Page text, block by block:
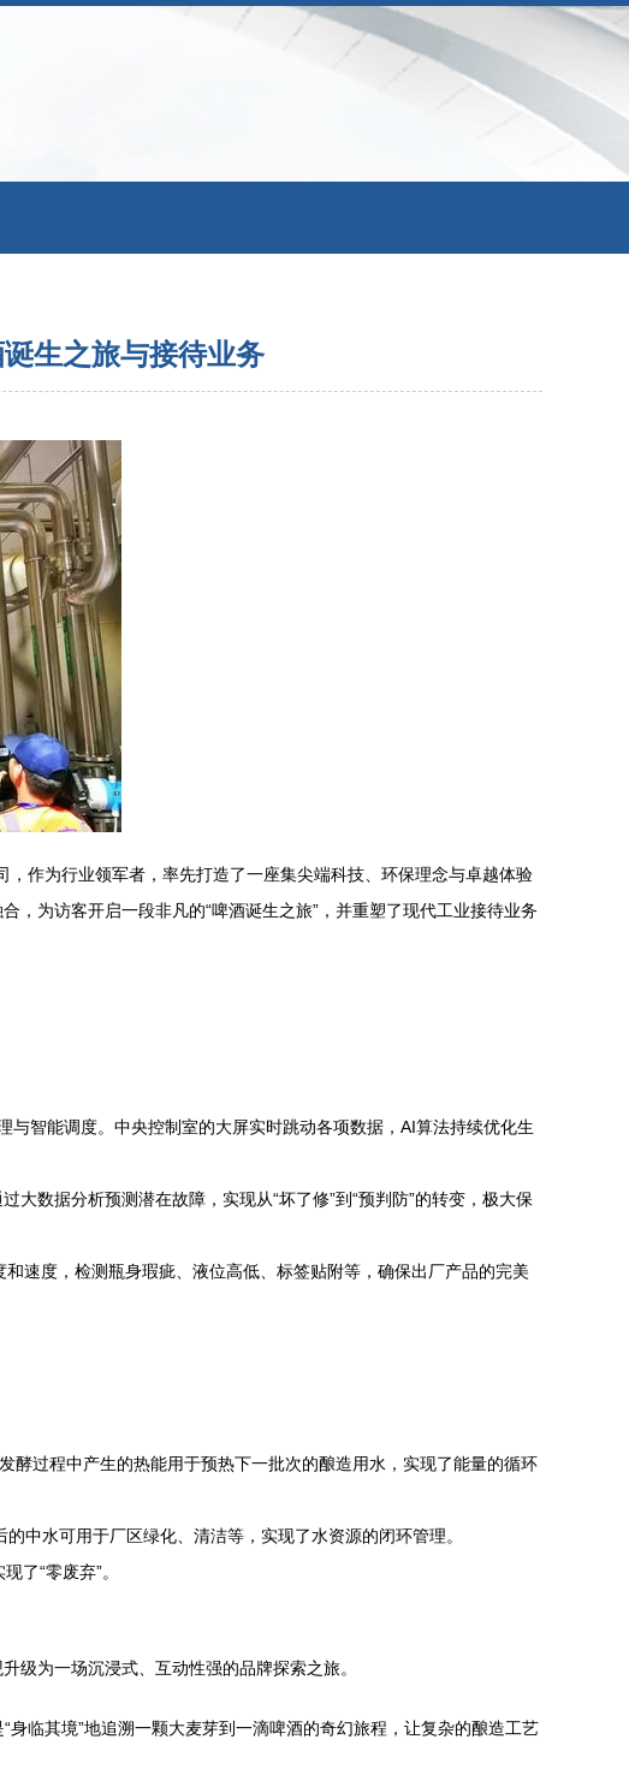
生之旅与接待业务
作为行业领军者，率先打造了一座集尖端科技、环保理念与卓越体验
，为访客开启一段非凡的“啤酒诞生之旅”，并重塑了现代工业接待业务
智能调度。中央控制室的大屏实时跳动各项数据，AI算法持续优化生
大数据分析预测潜在故障，实现从“坏了修”到“预判防”的转变，极大保
速度，检测瓶身瑕疵、液位高低、标签贴附等，确保出厂产品的完美
酵过程中产生的热能用于预热下一批次的酿造用水，实现了能量的循环
中水可用于厂区绿化、清洁等，实现了水资源的闭环管理。
了“零废弃”。
级为一场沉浸式、互动性强的品牌探索之旅。
临其境”地追溯一颗大麦芽到一滴啤酒的奇幻旅程，让复杂的酿造工艺